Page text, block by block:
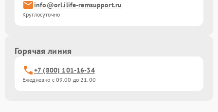
info@orl.ilife-remsupport.ru
Круглосуточно
Горячая линия
+7 (800) 101-16-34
Ежедневно с 09.00 до 21.00